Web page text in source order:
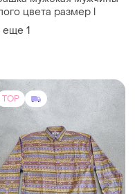
цвета размер l
еще 1
TOP